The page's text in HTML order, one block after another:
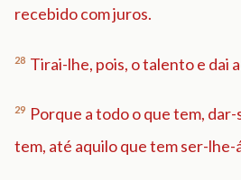
recebido com juros.
28 Tirai-lhe, pois, o talento e dai
29 Porque a todo o que tem,
tem, até aquilo que tem ser-lhe-